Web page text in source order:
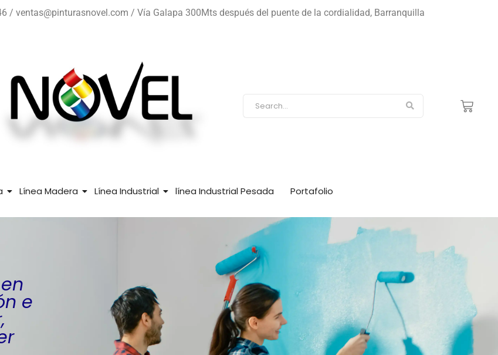
/ ventas@pinturasnovel.com / Vía Galapa 300Mts después del puente de la cordialidad, Barranquilla
Línea Madera Línea Industrial línea Industrial Pesada Portafolio
e